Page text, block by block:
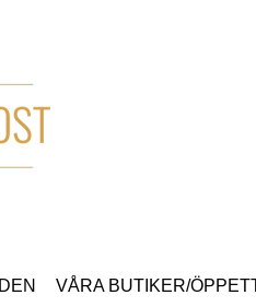
VÅRA BUTIKER/